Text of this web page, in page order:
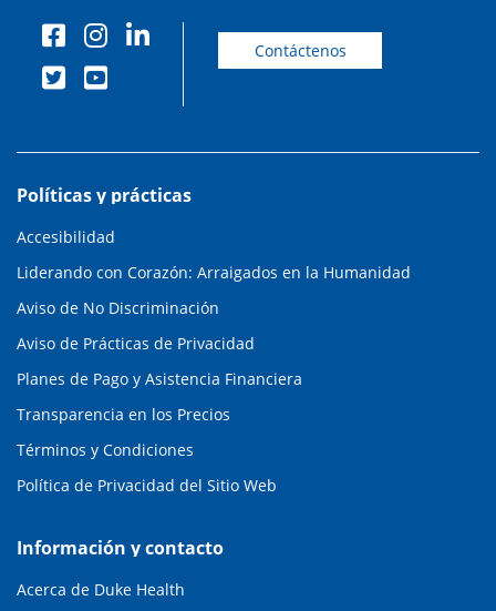
Contáctenos
Políticas y prácticas
Accesibilidad
Liderando con Corazón: Arraigados en la Humanidad
Aviso de No Discriminación
Aviso de Prácticas de Privacidad
Planes de Pago y Asistencia Financiera
Transparencia en los Precios
Términos y Condiciones
Política de Privacidad del Sitio Web
Información y contacto
Acerca de Duke Health